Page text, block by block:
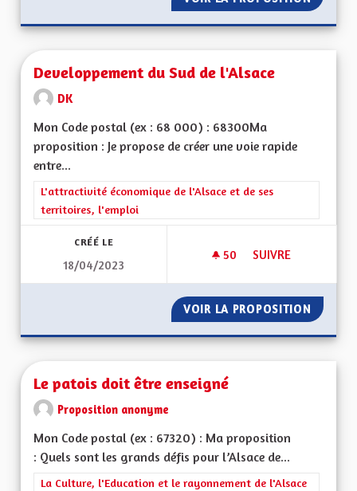
Developpement du Sud de l'Alsace
DK
Mon Code postal (ex : 68 000) : 68300Ma
proposition : Je propose de créer une voie rapide
entre...
Filtrer les résultats de la catégorie : L'attractivité
L'attractivité économique de l'Alsace et de ses
territoires, l'emploi
CRÉÉ LE
18/04/2023
50 50 ABONNÉS
SUIVRE
VOIR LA PROPOSITION
Le patois doit être enseigné
Proposition anonyme
Mon Code postal (ex : 67320) : Ma proposition
: Quels sont les grands défis pour l’Alsace de...
Filtrer les résultats de la catégorie : La Culture, l'Education et
La Culture, l'Education et le rayonnement de l'Alsace